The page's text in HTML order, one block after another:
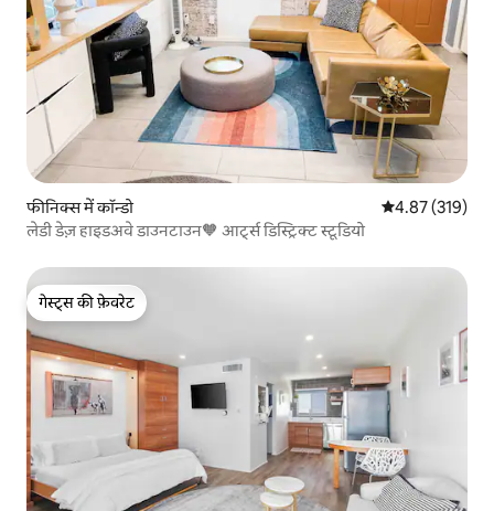
फीनिक्स में कॉन्डो औसत रेटिंग 5 में से
4.87 (319)
लेडी डेज़ हाइडअवे डाउनटाउन🧡 आर्ट्स डिस्ट्रिक्ट स्टूडियो
गेस्ट्स की फ़ेवरेट
गेस्ट्स की फ़ेवरेट